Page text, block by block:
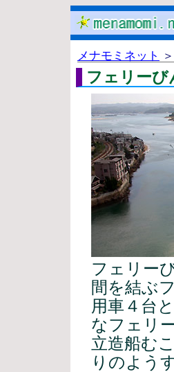
メナモミネット ＞
フェリー
フェリー
間を結ぶ
用車４台
なフェリ
立造船む
りのよう